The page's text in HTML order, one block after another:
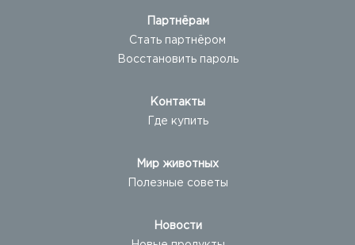
Партнёрам
Стать партнёром
Восстановить пароль
Контакты
Где купить
Мир животных
Полезные советы
Новости